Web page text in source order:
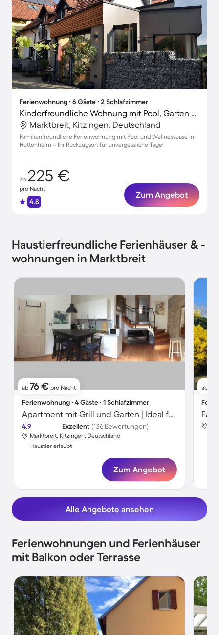
Ferienwohnung ∙ 6 Gäste ∙ 2 Schlafzimmer
Kinderfreundliche Wohnung mit Pool, Garten und Terrasse
Marktbreit, Kitzingen, Deutschland
Familienfreundliche Ferienwohnung mit Pool und Wellnessoase in
Hüttenheim – Ihr Rückzugsort für unvergessliche Tage!
ab 225 €
pro Nacht
4.8
Zum Angebot
Haustierfreundliche Ferienhäuser & -
wohnungen in Marktbreit
ab 76 € pro Nacht
Ferienwohnung ∙ 4 Gäste ∙ 1 Schlafzimmer
Apartment mit Grill und Garten | Ideal für Homeoffice
4.9 Exzellent (136 Bewertungen)
Marktbreit, Kitzingen, Deutschland
Haustier erlaubt
Zum Angebot
ab
Alle Angebote ansehen
Ferienwohnungen und Ferienhäuser
mit Balkon oder Terrasse